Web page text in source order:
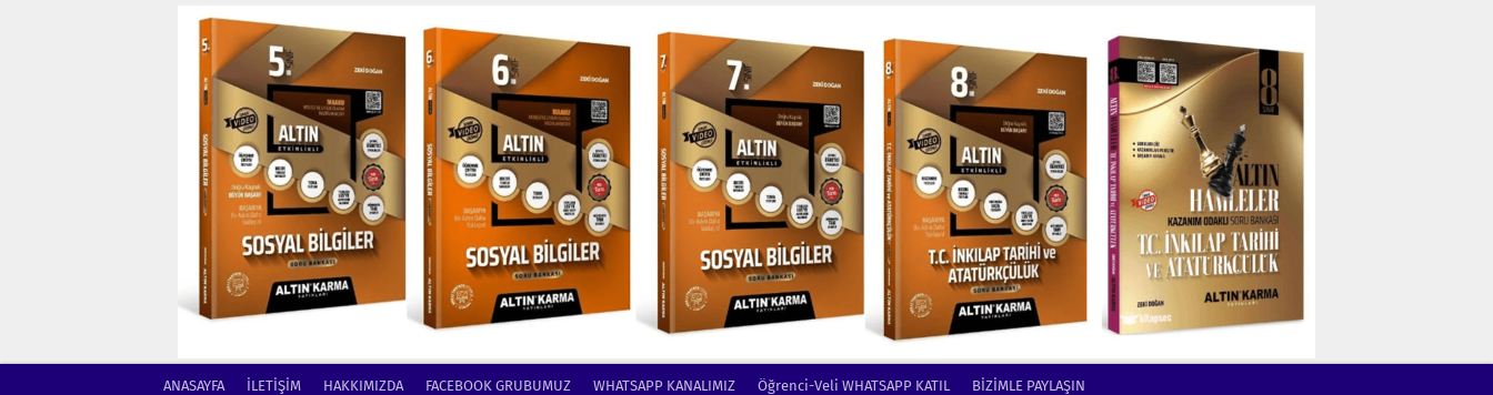
ANASAYFA İLETİŞİM HAKKIMIZDA FACEBOOK GRUBUMUZ WHATSAPP KANALIMIZ Öğrenci-Veli WHATSAPP KATIL BİZİMLE PAYLAŞIN